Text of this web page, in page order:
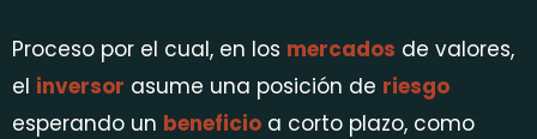
Proceso por el cual, en los mercados de valores,
el inversor asume una posición de riesgo
esperando un beneficio a corto plazo, como